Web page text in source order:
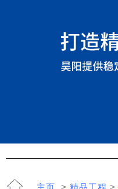
主页 > 精品工程 >